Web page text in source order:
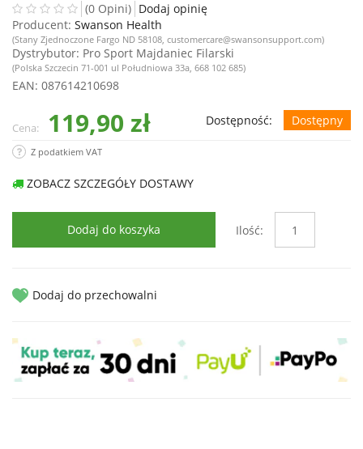
(0 Opini) Dodaj opinię
Producent: Swanson Health
(Stany Zjednoczone Fargo ND 58108, customercare@swansonsupport.com)
Dystrybutor: Pro Sport Majdaniec Filarski
(Polska Szczecin 71-001 ul Południowa 33a, 668 102 685)
EAN: 087614210698
Cena: 119,90 zł Dostępność: Dostępny
Z podatkiem VAT
ZOBACZ SZCZEGÓŁY DOSTAWY
Dodaj do koszyka Ilość:
Dodaj do przechowalni